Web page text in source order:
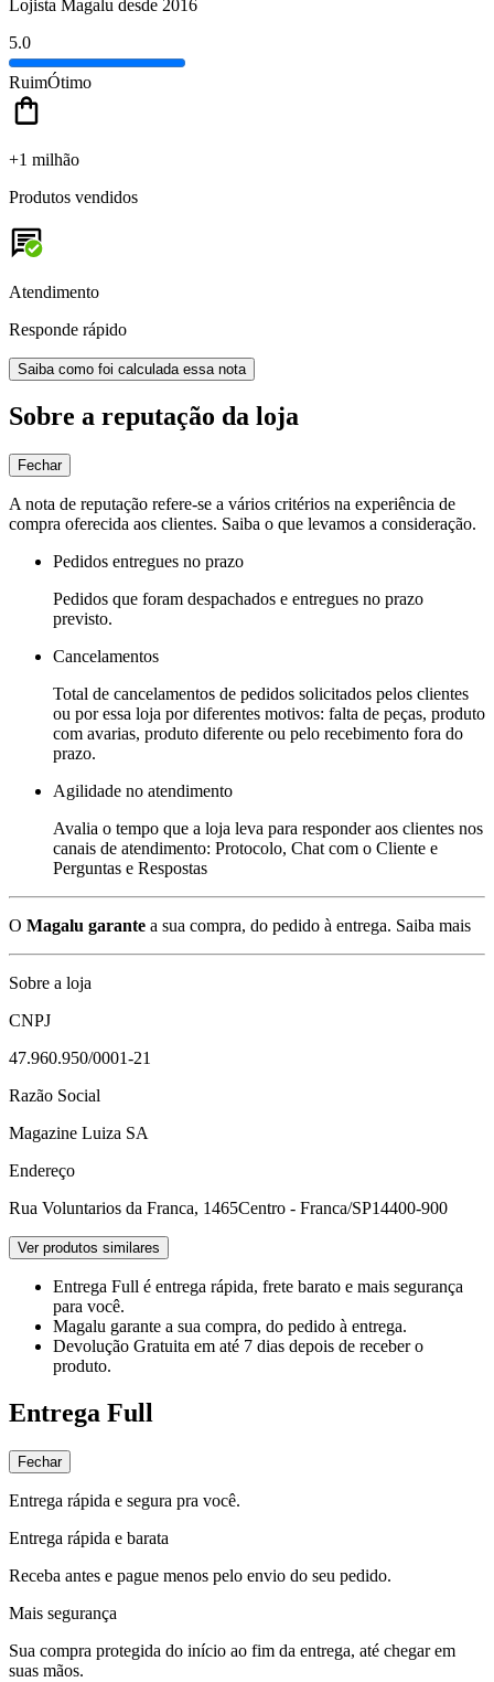
Lojista Magalu desde 2016
5.0
RuimÓtimo
+1 milhão
Produtos vendidos
Atendimento
Responde rápido
Saiba como foi calculada essa nota
Sobre a reputação da loja
Fechar
A nota de reputação refere-se a vários critérios na experiência de
compra oferecida aos clientes. Saiba o que levamos a consideração.
Pedidos entregues no prazo
Pedidos que foram despachados e entregues no prazo
previsto.
Cancelamentos
Total de cancelamentos de pedidos solicitados pelos clientes
ou por essa loja por diferentes motivos: falta de peças, produto
com avarias, produto diferente ou pelo recebimento fora do
prazo.
Agilidade no atendimento
Avalia o tempo que a loja leva para responder aos clientes nos
canais de atendimento: Protocolo, Chat com o Cliente e
Perguntas e Respostas
O Magalu garante a sua compra, do pedido à entrega. Saiba mais
Sobre a loja
CNPJ
47.960.950/0001-21
Razão Social
Magazine Luiza SA
Endereço
Rua Voluntarios da Franca, 1465Centro - Franca/SP14400-900
Ver produtos similares
Entrega Full é entrega rápida, frete barato e mais segurança
para você.
Magalu garante a sua compra, do pedido à entrega.
Devolução Gratuita em até 7 dias depois de receber o
produto.
Entrega Full
Fechar
Entrega rápida e segura pra você.
Entrega rápida e barata
Receba antes e pague menos pelo envio do seu pedido.
Mais segurança
Sua compra protegida do início ao fim da entrega, até chegar em
suas mãos.